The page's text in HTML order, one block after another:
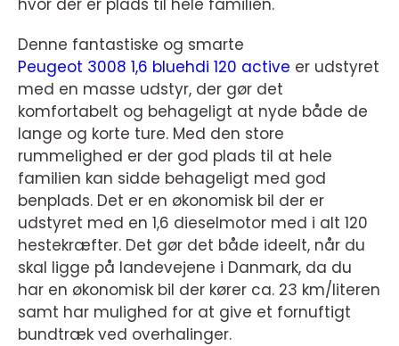
hvor der er plads til hele familien.
Denne fantastiske og smarte
Peugeot 3008 1,6 bluehdi 120 active er udstyret
med en masse udstyr, der gør det
komfortabelt og behageligt at nyde både de
lange og korte ture. Med den store
rummelighed er der god plads til at hele
familien kan sidde behageligt med god
benplads. Det er en økonomisk bil der er
udstyret med en 1,6 dieselmotor med i alt 120
hestekræfter. Det gør det både ideelt, når du
skal ligge på landevejene i Danmark, da du
har en økonomisk bil der kører ca. 23 km/literen
samt har mulighed for at give et fornuftigt
bundtræk ved overhalinger.